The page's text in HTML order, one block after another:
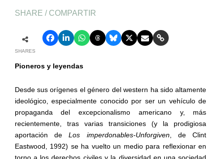
SHARE / COMPARTIR
SHARES
Pioneros y leyendas
Desde sus orígenes el género del western ha sido altamente
ideológico, especialmente conocido por ser un vehículo de
propaganda del excepcionalismo americano y, más
recientemente, tras varias transiciones (y la prodigiosa
aportación deLos imperdonables-Unforgiven, de Clint
Eastwood, 1992) se ha vuelto un medio para reflexionar en